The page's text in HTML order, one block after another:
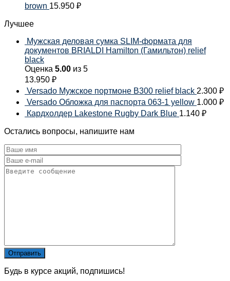
brown 15.950 ₽
Лучшее
Мужская деловая сумка SLIM-формата для
документов BRIALDI Hamilton (Гамильтон) relief
black
Оценка 5.00 из 5
13.950 ₽
Versado Мужское портмоне B300 relief black 2.300 ₽
Versado Обложка для паспорта 063-1 yellow 1.000 ₽
Кардхолдер Lakestone Rugby Dark Blue 1.140 ₽
Остались вопросы, напишите нам
Будь в курсе акций, подпишись!